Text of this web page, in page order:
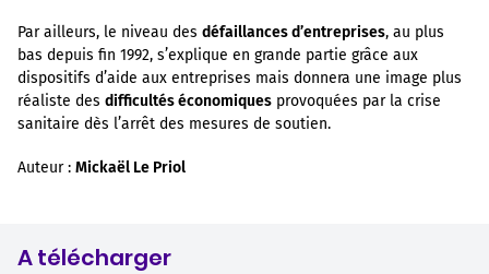
Par ailleurs, le niveau des défaillances d’entreprises, au plus
bas depuis fin 1992, s’explique en grande partie grâce aux
dispositifs d’aide aux entreprises mais donnera une image plus
réaliste des difficultés économiques provoquées par la crise
sanitaire dès l’arrêt des mesures de soutien.
Auteur : Mickaël Le Priol
A télécharger